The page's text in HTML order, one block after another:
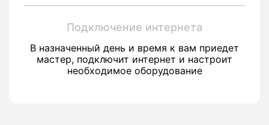
Подключение интернета
В назначенный день и время к вам приедет
мастер, подключит интернет и настроит
необходимое оборудование